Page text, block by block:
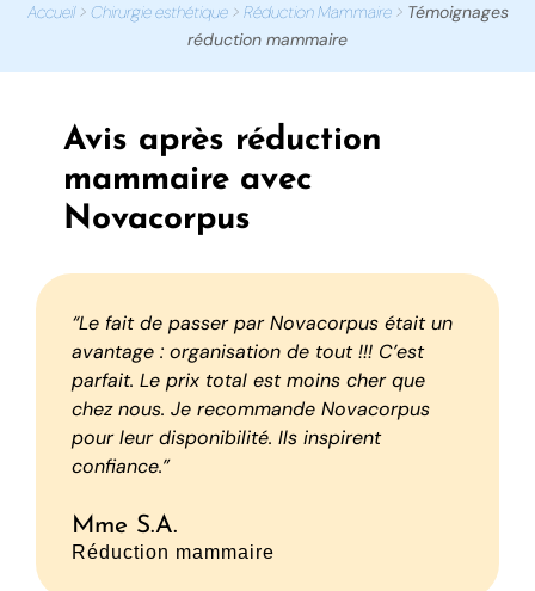
Accueil> Chirurgie esthétique> Réduction Mammaire> Témoignages
réduction mammaire
Avis après réduction
mammaire avec
Novacorpus
“Le fait de passer par Novacorpus était un
avantage : organisation de tout !!! C’est
parfait. Le prix total est moins cher que
chez nous. Je recommande Novacorpus
pour leur disponibilité. Ils inspirent
confiance.”
Mme S.A.
Réduction mammaire